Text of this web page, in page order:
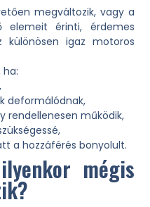
megváltozik, vagy a
elemeit érinti, érdemes
különösen igaz motoros
ha:
deformálódnak,
rendellenesen működik,
a hozzáférés bonyolult.
mégis